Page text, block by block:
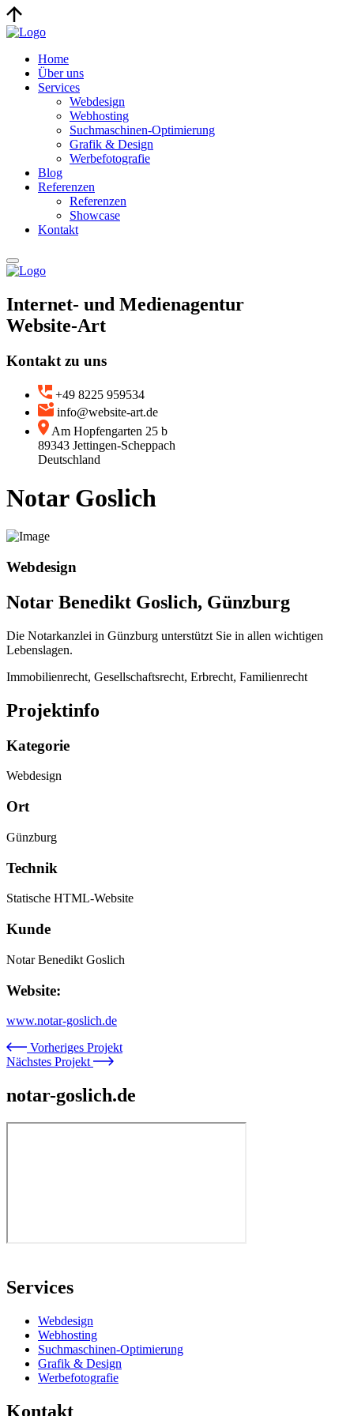
Home
Über uns
Services
Webdesign
Webhosting
Suchmaschinen-Optimierung
Grafik & Design
Werbefotografie
Blog
Referenzen
Referenzen
Showcase
Kontakt
Internet- und Medienagentur
Website-Art
Kontakt zu uns
+49 8225 959534
info@website-art.de
Am Hopfengarten 25 b
89343 Jettingen-Scheppach
Deutschland
Notar Goslich
Webdesign
Notar Benedikt Goslich, Günzburg
Die Notarkanzlei in Günzburg unterstützt Sie in allen wichtigen
Lebenslagen.
Immobilienrecht, Gesellschaftsrecht, Erbrecht, Familienrecht
Projektinfo
Kategorie
Webdesign
Ort
Günzburg
Technik
Statische HTML-Website
Kunde
Notar Benedikt Goslich
Website:
www.notar-goslich.de
Vorheriges Projekt
Nächstes Projekt
notar-goslich.de
Services
Webdesign
Webhosting
Suchmaschinen-Optimierung
Grafik & Design
Werbefotografie
Kontakt